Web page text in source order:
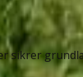
sikrer